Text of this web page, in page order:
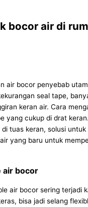
bocor air di
air bocor penyebab
seal tape,
keran air. Cara
yang cukup di drat
tuas keran, solusi
yang baru untuk
air bocor
air bocor sering terjadi
bisa jadi selang